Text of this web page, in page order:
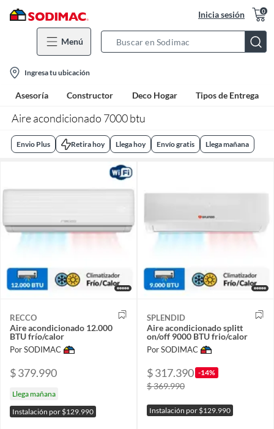
Inicia sesión 0
Menú
Bar
location-
icon
Ingresa tu ubicación
Asesoría Constructor Deco Hogar Tipos de Entrega
Aire acondicionado 7000 btu
Envio Plus Retira hoy Llega hoy Envío gratis Llega mañana
RECCO
Aire acondicionado 12.000
BTU frío/calor
Por SODIMAC
$ 379.990
Llega mañana
Instalación por $129.990
SPLENDID
Aire acondicionado splitt
on/off 9000 BTU frio/calor
Por SODIMAC
$ 317.390 -14%
$ 369.990
Instalación por $129.990